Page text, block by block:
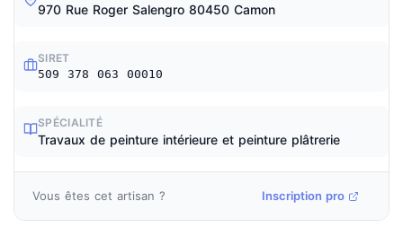
970 Rue Roger Salengro 80450 Camon
SIRET
509 378 063 00010
SPÉCIALITÉ
Travaux de peinture intérieure et peinture plâtrerie
Vous êtes cet artisan ? Inscription pro